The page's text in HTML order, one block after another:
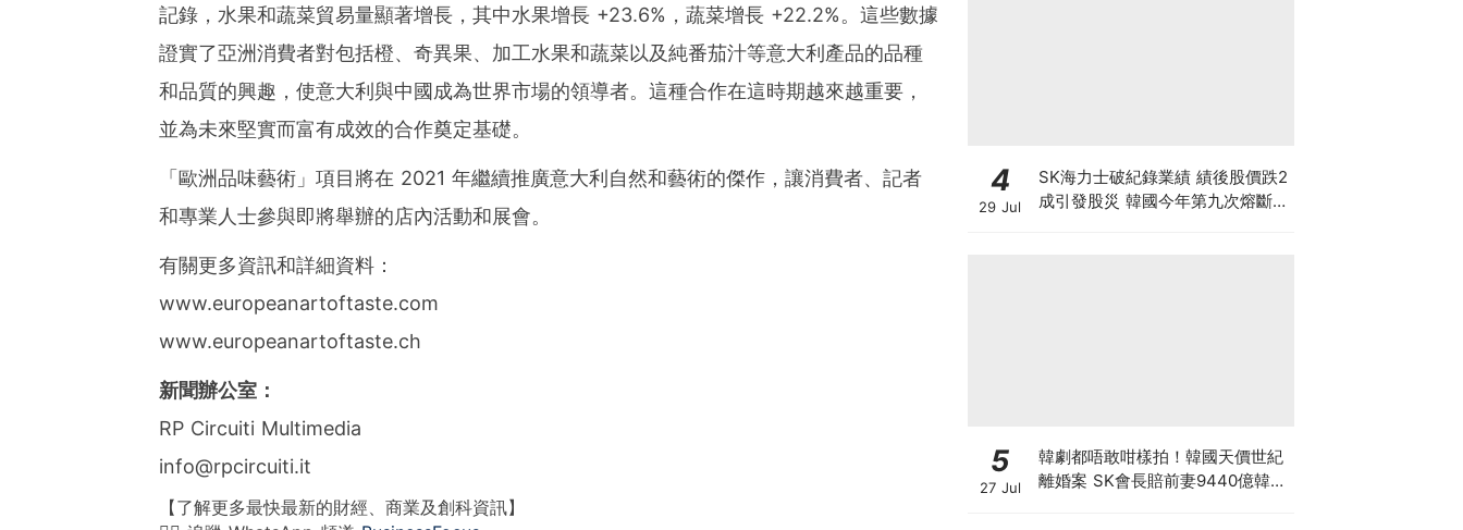
記錄，水果和蔬菜貿易量顯著增長，其中水果增長 +23.6%，蔬菜增長 +22.2%。這些數據
證實了亞洲消費者對包括橙、奇異果、加工水果和蔬菜以及純番茄汁等意大利產品的品種
和品質的興趣，使意大利與中國成為世界市場的領導者。這種合作在這時期越來越重要，
並為未來堅實而富有成效的合作奠定基礎。
「歐洲品味藝術」項目將在 2021 年繼續推廣意大利自然和藝術的傑作，讓消費者、記者
和專業人士參與即將舉辦的店內活動和展會。
有關更多資訊和詳細資料：
www.europeanartoftaste.com
www.europeanartoftaste.ch
新聞辦公室：
RP Circuiti Multimedia
info@rpcircuiti.it
【了解更多最快最新的財經、商業及創科資訊】
4
29 Jul
SK海力士破紀錄業績 績後股價跌2
成引發股災 韓國今年第九次熔斷
5
27 Jul
韓劇都唔敢咁樣拍！韓國天價世紀
離婚案 SK會長賠前妻9440億韓